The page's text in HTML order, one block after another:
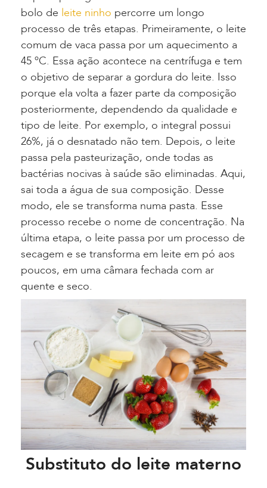
bolo de leite ninho percorre um longo
processo de três etapas. Primeiramente, o leite
comum de vaca passa por um aquecimento a
45 ºC. Essa ação acontece na centrífuga e tem
o objetivo de separar a gordura do leite. Isso
porque ela volta a fazer parte da composição
posteriormente, dependendo da qualidade e
tipo de leite. Por exemplo, o integral possui
26%, já o desnatado não tem. Depois, o leite
passa pela pasteurização, onde todas as
bactérias nocivas à saúde são eliminadas. Aqui,
sai toda a água de sua composição. Desse
modo, ele se transforma numa pasta. Esse
processo recebe o nome de concentração. Na
última etapa, o leite passa por um processo de
secagem e se transforma em leite em pó aos
poucos, em uma câmara fechada com ar
quente e seco.
Substituto do leite materno